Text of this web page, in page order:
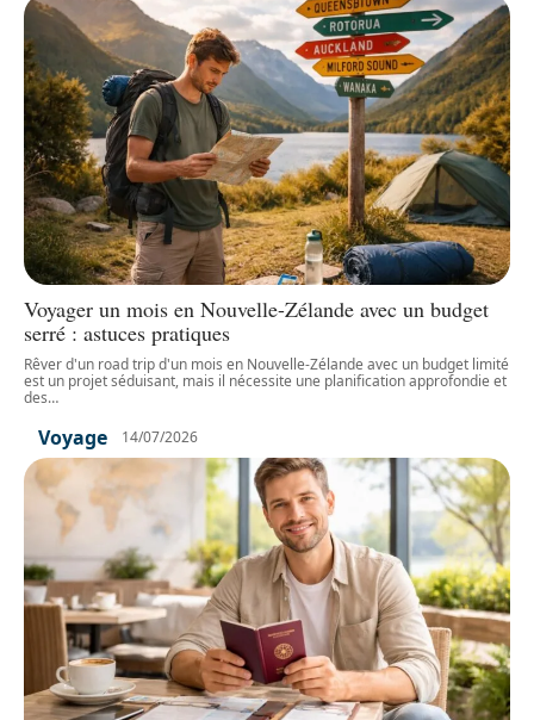
Voyager un mois en Nouvelle-Zélande avec un budget
serré : astuces pratiques
Rêver d'un road trip d'un mois en Nouvelle-Zélande avec un budget limité
est un projet séduisant, mais il nécessite une planification approfondie et
des…
Voyage 14/07/2026